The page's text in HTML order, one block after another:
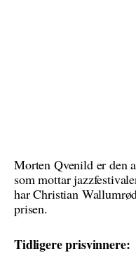
Morten Qvenild er den
som mottar
har Christian
prisen.
Tidligere prisvinnere: